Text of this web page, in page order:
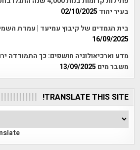
בעיר יהוד 02/10/2025
בית הגמדים של קיבוץ עמיעד | עמדת
16/09/2025
מדע וארכיאולוגיה חושפים: כך התמודדה
משבר מים 13/09/2025
TRANSLATE THIS SITE!